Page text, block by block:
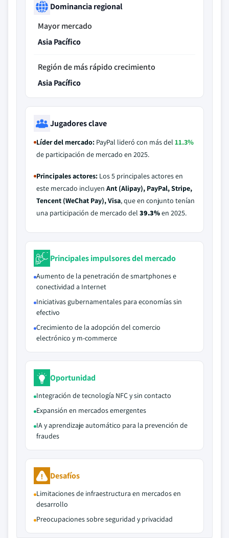
Dominancia regional
Mayor mercado
Asia Pacífico
Región de más rápido crecimiento
Asia Pacífico
Jugadores clave
Líder del mercado: PayPal lideró con más del 11.3%
de participación de mercado en 2025.
Principales actores: Los 5 principales actores en
este mercado incluyen Ant (Alipay), PayPal, Stripe,
Tencent (WeChat Pay), Visa, que en conjunto tenían
una participación de mercado del 39.3%en 2025.
Principales impulsores del mercado
Aumento de la penetración de smartphones e
conectividad a Internet
Iniciativas gubernamentales para economías sin
efectivo
Crecimiento de la adopción del comercio
electrónico y m-commerce
Oportunidad
Integración de tecnología NFC y sin contacto
Expansión en mercados emergentes
IA y aprendizaje automático para la prevención de
fraudes
Desafíos
Limitaciones de infraestructura en mercados en
desarrollo
Preocupaciones sobre seguridad y privacidad